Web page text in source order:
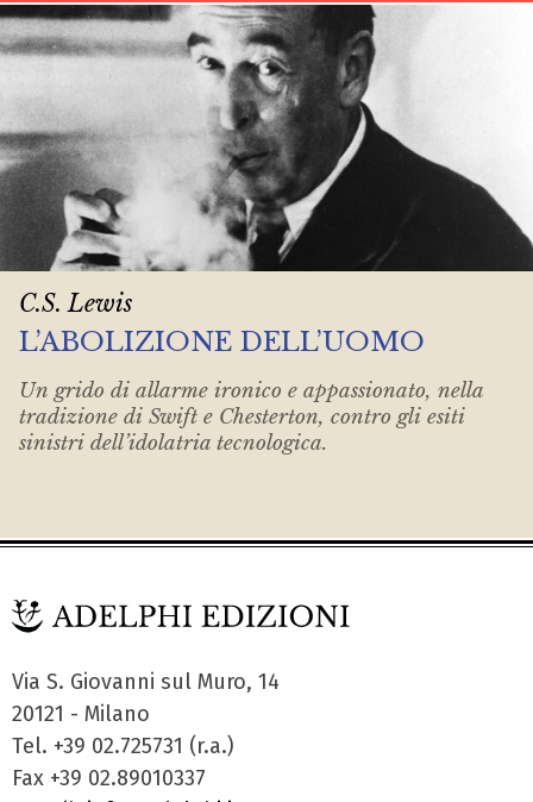
C.S. Lewis
L’ABOLIZIONE DELL’UOMO
Un grido di allarme ironico e appassionato, nella
tradizione di Swift e Chesterton, contro gli esiti
sinistri dell’idolatria tecnologica.
Via S. Giovanni sul Muro, 14
20121 - Milano
Tel. +39 02.725731 (r.a.)
Fax +39 02.89010337